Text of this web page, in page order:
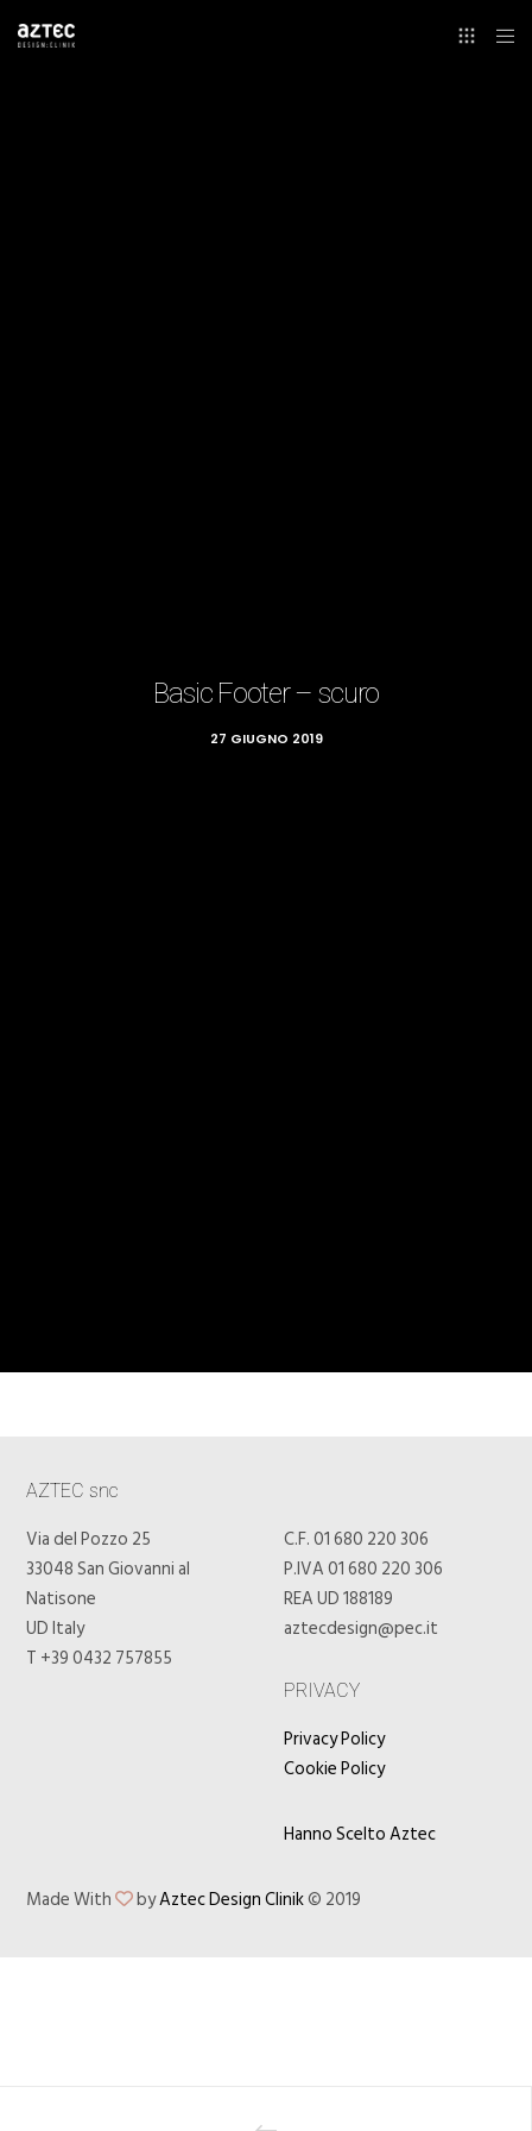
Basic Footer – scuro
27 GIUGNO 2019
AZTEC snc
Via del Pozzo 25
33048 San Giovanni al
Natisone
UD Italy
T +39 0432 757855
C.F. 01 680 220 306
P.IVA 01 680 220 306
REA UD 188189
aztecdesign@pec.it
PRIVACY
Privacy Policy
Cookie Policy
Hanno Scelto Aztec
Made With byAztec Design Clinik© 2019